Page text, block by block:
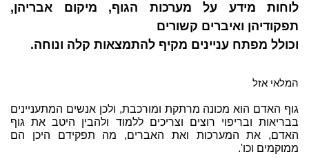
לוחות מידע על מערכות הגוף, מיקום אבריהן,
תפקודיהן ואיברים קשורים
וכולל מפתח עניינים מקיף להתמצאות קלה ונוחה.
המלאי אזל
גוף האדם הוא מכונה מרתקת ומורכבת, ולכן אנשים המתעניינים
בבריאות ובריפוי רוצים וצריכים ללמוד ולהבין היטב את גוף
האדם, את המערכות ואת האברים, מה תפקידם היכן הם
ממוקמים וכו'.